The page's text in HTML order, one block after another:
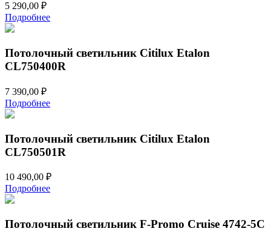
5 290,00 ₽
Подробнее
Потолочный светильник Citilux Etalon
CL750400R
7 390,00 ₽
Подробнее
Потолочный светильник Citilux Etalon
CL750501R
10 490,00 ₽
Подробнее
Потолочный светильник F-Promo Cruise 4742-5C